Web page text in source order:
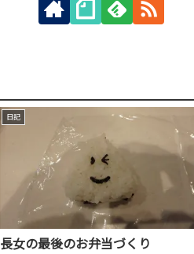
日記
長女の最後のお弁当づくり